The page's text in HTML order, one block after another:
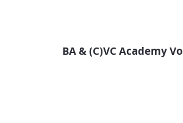
BA & (C)VC Academy